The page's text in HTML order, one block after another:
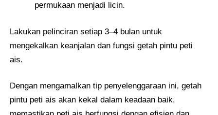
permukaan menjadi licin.
Lakukan pelinciran setiap 3–4 bulan untuk
mengekalkan keanjalan dan fungsi getah pintu peti
ais.
Dengan mengamalkan tip penyelenggaraan ini, getah
pintu peti ais akan kekal dalam keadaan baik,